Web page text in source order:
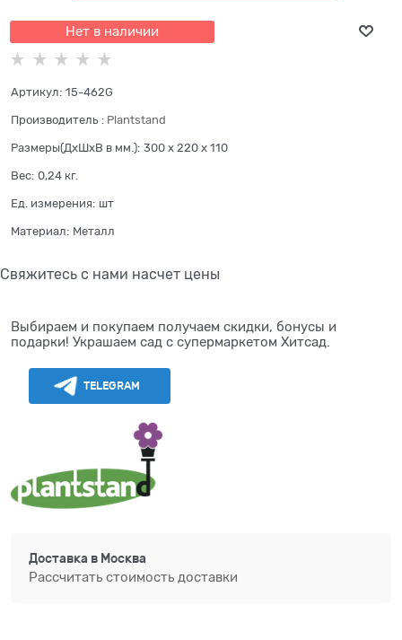
Нет в наличии
Артикул: 15-462G
Производитель : Plantstand
Размеры(ДхШхВ в мм.): 300 x 220 x 110
Вес: 0,24 кг.
Ед. измерения: шт
Материал: Металл
Свяжитесь с нами насчет цены
Выбираем и покупаем получаем скидки, бонусы и
подарки! Украшаем сад с супермаркетом Хитсад.
TELEGRAM
Доставка в Москва
Рассчитать стоимость доставки